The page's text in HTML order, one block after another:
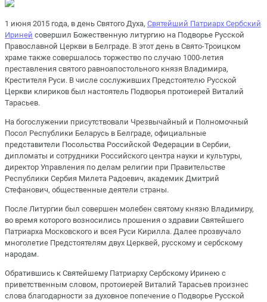
1 июня 2015 года, в день Святого Духа, Святейший Патриарх Сербский
Ириней совершил Божественную литургию на Подворье Русской
Православной Церкви в Белграде. В этот день в Свято-Троицком
храме также совершалось торжество по случаю 1000-летия
преставления святого равноапостольного князя Владимира,
Крестителя Руси. В числе сослуживших Предстоятелю Русской
Церкви клириков был настоятель Подворья протоиерей Виталий
Тарасьев.
На богослужении присутствовали Чрезвычайный и Полномочный
Посол Республики Беларусь в Белграде, официальные
представители Посольства Российской Федерации в Сербии,
дипломаты и сотрудники Российского центра науки и культуры,
директор Управления по делам религии при Правительстве
Республики Сербия Милета Радоевич, академик Дмитрий
Стефанович, общественные деятели страны.
После Литургии был совершен молебен святому князю Владимиру,
во время которого возносились прошения о здравии Святейшего
Патриарха Московского и всея Руси Кирилла. Далее прозвучало
многолетие Предстоятелям двух Церквей, русскому и сербскому
народам.
Обратившись к Святейшему Патриарху Сербскому Иринею с
приветственным словом, протоиерей Виталий Тарасьев произнес
слова благодарности за духовное попечение о Подворье Русской